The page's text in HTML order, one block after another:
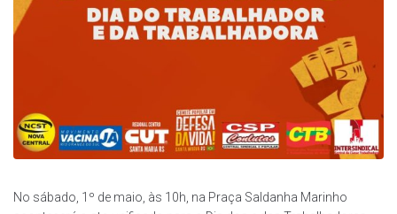
No sábado, 1º de maio, às 10h, na Praça Saldanha Marinho